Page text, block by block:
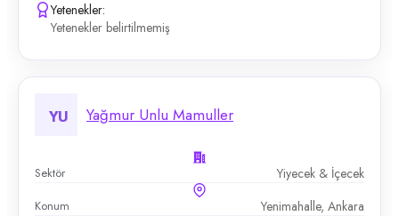
Yetenekler:
Yetenekler belirtilmemiş
YU Yağmur Unlu Mamuller
Sektör Yiyecek & İçecek
Konum Yenimahalle, Ankara